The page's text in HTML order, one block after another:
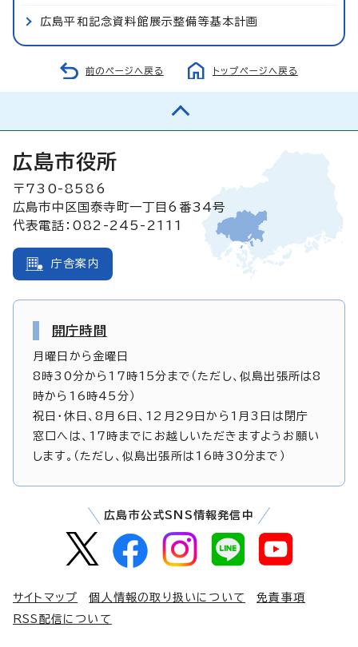
広島平和記念資料館展示整備等基本計画
前のページへ戻る トップページへ戻る
広島市役所
〒730-8586
広島市中区国泰寺町一丁目6番34号
代表電話：082-245-2111
庁舎案内
開庁時間
月曜日から金曜日
8時30分から17時15分まで（ただし、似島出張所は8
時から16時45分）
祝日・休日、8月6日、12月29日から1月3日は閉庁
窓口へは、17時までにお越しいただきますようお願い
します。（ただし、似島出張所は16時30分まで）
広島市公式SNS情報発信中
サイトマップ 個人情報の取り扱いについて
免責事項
RSS配信について